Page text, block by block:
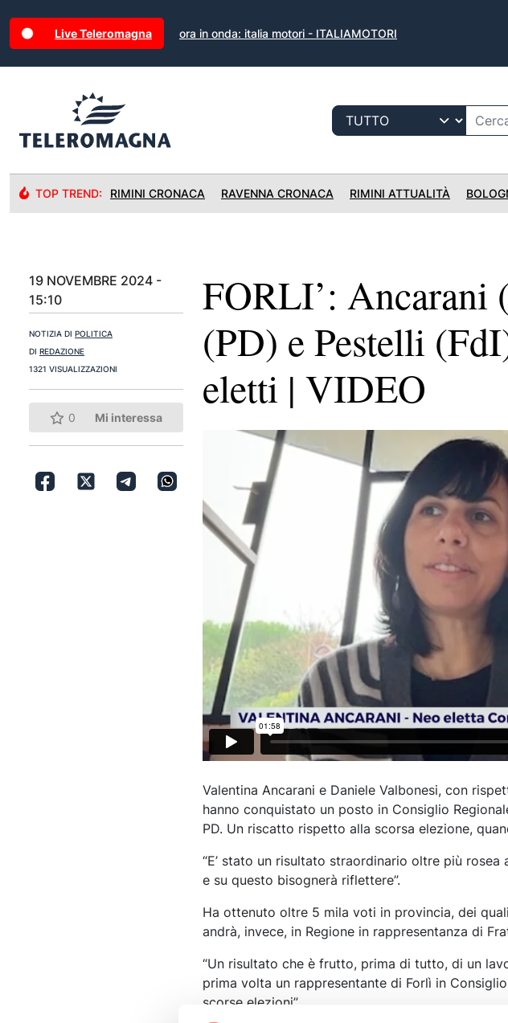
Live Teleromagna ora in onda: italia motori - ITALIAMOTORI
TOP TREND: RIMINI CRONACA RAVENNA CRONACA RIMINI ATTUALITÀ
19 NOVEMBRE 2024 -
15:10
NOTIZIA DI POLITICA
DI REDAZIONE
1321 VISUALIZZAZIONI
0 Mi interessa
FORLI’: Ancarani
(PD) e Pestelli
eletti | VIDEO
Valentina Ancarani e Daniele Valbonesi, con
hanno conquistato un posto in Consiglio
PD. Un riscatto rispetto alla scorsa elezione,
“E’ stato un risultato straordinario oltre più
e su questo bisognerà riflettere”.
Ha ottenuto oltre 5 mila voti in provincia, dei
andrà, invece, in Regione in rappresentanza di
“Un risultato che è frutto, prima di tutto, di un
prima volta un rappresentante di Forlì in
scorse elezioni”.